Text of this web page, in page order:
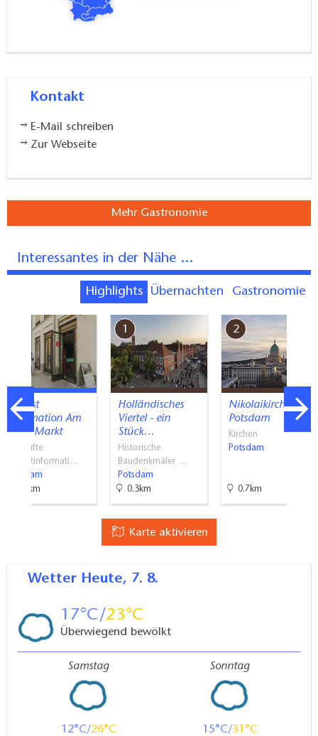
Kontakt
E-Mail schreiben
Zur Webseite
Mehr Gastronomie
Interessantes in der Nähe ...
Highlights Übernachten Gastronomie
Tourist
Information Am
Alten Markt
Geprüfte
Touristinformati…
Potsdam
0.8km
1
Holländisches
Viertel - ein
Stück…
Historische
Baudenkmäler …
Potsdam
0.3km
2
Nikolaikirche
Potsdam
Kirchen
Potsdam
0.7km
Karte aktivieren
Wetter Heute, 7. 8.
17 23
Überwiegend bewölkt
Samstag
12 26
Sonntag
15 31